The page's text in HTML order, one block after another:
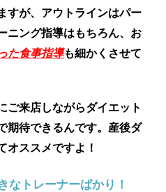
すが、アウトラインはパー
ニング指導はもちろん、お
た食事指導も細かくさせて
ご来店しながらダイエット
期待できるんです。産後ダ
オススメですよ！
トレーナーばかり！